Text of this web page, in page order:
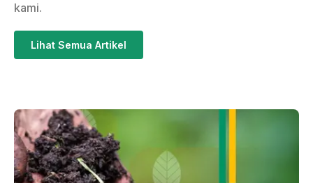
kami.
Lihat Semua Artikel